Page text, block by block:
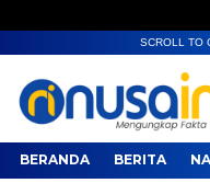
SCROLL TO
BERANDA BERITA